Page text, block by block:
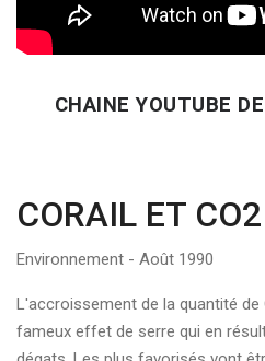
CHAINE YOUTUBE
CORAIL ET CO2
Environnement - Août 1990
L'accroissement de la quantité
fameux effet de serre qui en